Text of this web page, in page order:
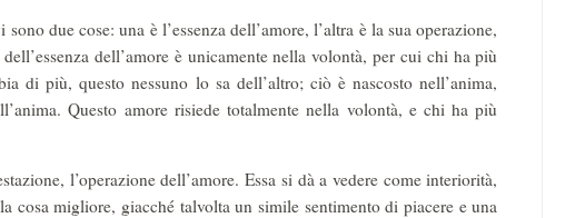
due cose: una è l’essenza dell’amore, l’altra è la sua operazione,
dell’amore è unicamente nella volontà, per cui chi ha più
di più, questo nessuno lo sa dell’altro; ciò è nascosto nell’anima,
Questo amore risiede totalmente nella volontà, e chi ha più
l’operazione dell’amore. Essa si dà a vedere come interiorità,
cosa migliore, giacché talvolta un simile sentimento di piacere e una